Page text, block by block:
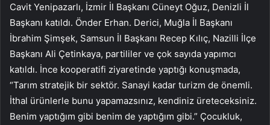
Cavit Yenipazarlı, İzmir İl Başkanı Cüneyt Oğuz, Denizli İl
Başkanı katıldı. Önder Erhan. Derici, Muğla İl Başkanı
İbrahim Şimşek, Samsun İl Başkanı Recep Kılıç, Nazilli İlçe
Başkanı Ali Çetinkaya, partililer ve çok sayıda yapımcı
katıldı. İnce kooperatifi ziyaretinde yaptığı konuşmada,
“Tarım stratejik bir sektör. Sanayi kadar turizm de önemli.
İthal ürünlerle bunu yapamazsınız, kendiniz üreteceksiniz.
Benim yaptığım gibi benim de yaptığım gibi.” Çocukluk,